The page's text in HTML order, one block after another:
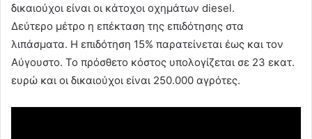
δικαιούχοι είναι οι κάτοχοι οχημάτων diesel.
Δεύτερο μέτρο η επέκταση της επιδότησης στα
λιπάσματα. Η επιδότηση 15% παρατείνεται έως και τον
Αύγουστο. Το πρόσθετο κόστος υπολογίζεται σε 23 εκατ.
ευρώ και οι δικαιούχοι είναι 250.000 αγρότες.